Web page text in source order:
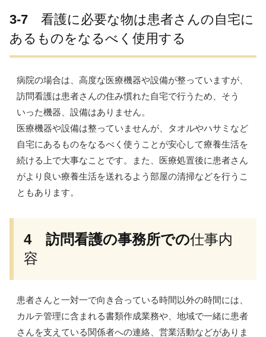
3-7 看護に必要な物は患者さんの自宅に
あるものをなるべく使用する
病院の場合は、高度な医療機器や設備が整っていますが、
訪問看護は患者さんの住み慣れた自宅で行うため、そう
いった機器、設備はありません。
医療機器や設備は整っていませんが、タオルやハサミなど
自宅にあるものをなるべく使うことが安心して療養生活を
続ける上で大事なことです。また、医療処置後に患者さん
がより良い療養生活を送れるよう部屋の清掃などを行うこ
ともあります。
4 訪問看護の事務所での仕事内
容
患者さんと一対一で向き合っている時間以外の時間には、
カルテ管理に含まれる書類作成業務や、地域で一緒に患者
さんを支えている関係者への連絡、営業活動などがありま